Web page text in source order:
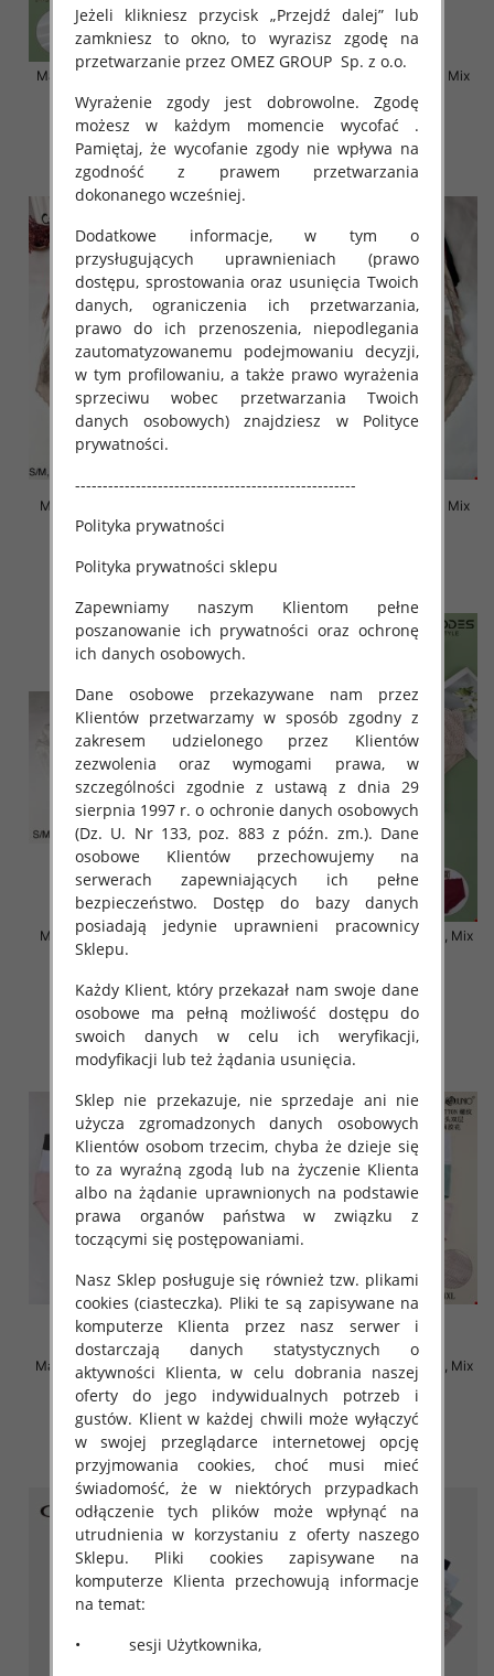
Majtki damskie Roz XL-2XL, Mix
kolor Paczka 24 szt
6.00 zł
szczegóły
Majtki damskie Roz S-2XL, Mix
kolor Paczka 24 szt
5.80 zł
szczegóły
Majtki damskie Roz S-2XL, Mix
kolor Paczka 24 szt
4.80 zł
Majtki damskie Roz S-2XL, Mix
Majtki damskie Roz S-2XL, Mix
kolor Paczka 24 szt
4.50 zł
szczegóły
Majtki damskie Roz XL-4XL, Mix
6.50 zł
szczegóły
Majtki damskie Roz XL-4XL, Mix
kolor Paczka 24 szt
4.80 zł
szczegóły
Majtki damskie Roz XL-4XL, Mix
kolor Paczka 24 szt
4.70 zł
szczegóły
Jeżeli klikniesz przycisk „Przejdź dalej” lub
zamkniesz to okno, to wyrazisz zgodę na
przetwarzanie przez OMEZ GROUP Sp. z o.o.
Wyrażenie zgody jest dobrowolne. Zgodę
możesz w każdym momencie wycofać .
Pamiętaj, że wycofanie zgody nie wpływa na
zgodność z prawem przetwarzania
dokonanego wcześniej.
Dodatkowe informacje, w tym o
przysługujących uprawnieniach (prawo
dostępu, sprostowania oraz usunięcia Twoich
danych, ograniczenia ich przetwarzania,
prawo do ich przenoszenia, niepodlegania
zautomatyzowanemu podejmowaniu decyzji,
w tym profilowaniu, a także prawo wyrażenia
sprzeciwu wobec przetwarzania Twoich
danych osobowych) znajdziesz w Polityce
prywatności.
---------------------------------------------------
Polityka prywatności
Polityka prywatności sklepu
Zapewniamy naszym Klientom pełne
poszanowanie ich prywatności oraz ochronę
ich danych osobowych.
Dane osobowe przekazywane nam przez
Klientów przetwarzamy w sposób zgodny z
zakresem udzielonego przez Klientów
zezwolenia oraz wymogami prawa, w
szczególności zgodnie z ustawą z dnia 29
sierpnia 1997 r. o ochronie danych osobowych
(Dz. U. Nr 133, poz. 883 z późn. zm.). Dane
osobowe Klientów przechowujemy na
serwerach zapewniających ich pełne
bezpieczeństwo. Dostęp do bazy danych
posiadają jedynie uprawnieni pracownicy
Sklepu.
Każdy Klient, który przekazał nam swoje dane
osobowe ma pełną możliwość dostępu do
swoich danych w celu ich weryfikacji,
modyfikacji lub też żądania usunięcia.
Sklep nie przekazuje, nie sprzedaje ani nie
użycza zgromadzonych danych osobowych
Klientów osobom trzecim, chyba że dzieje się
to za wyraźną zgodą lub na życzenie Klienta
albo na żądanie uprawnionych na podstawie
prawa organów państwa w związku z
toczącymi się postępowaniami.
Nasz Sklep posługuje się również tzw. plikami
cookies (ciasteczka). Pliki te są zapisywane na
komputerze Klienta przez nasz serwer i
dostarczają danych statystycznych o
aktywności Klienta, w celu dobrania naszej
oferty do jego indywidualnych potrzeb i
gustów. Klient w każdej chwili może wyłączyć
w swojej przeglądarce internetowej opcję
przyjmowania cookies, choć musi mieć
świadomość, że w niektórych przypadkach
odłączenie tych plików może wpłynąć na
utrudnienia w korzystaniu z oferty naszego
Sklepu. Pliki cookies zapisywane na
komputerze Klienta przechowują informacje
na temat:
• sesji Użytkownika,